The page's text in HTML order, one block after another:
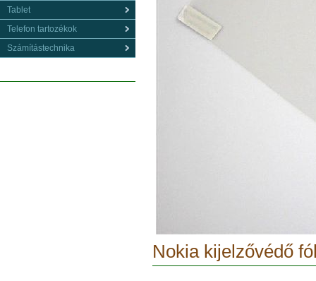
Nokia kijelzővédő
Tablet
Telefon tartozékok
Számítástechnika